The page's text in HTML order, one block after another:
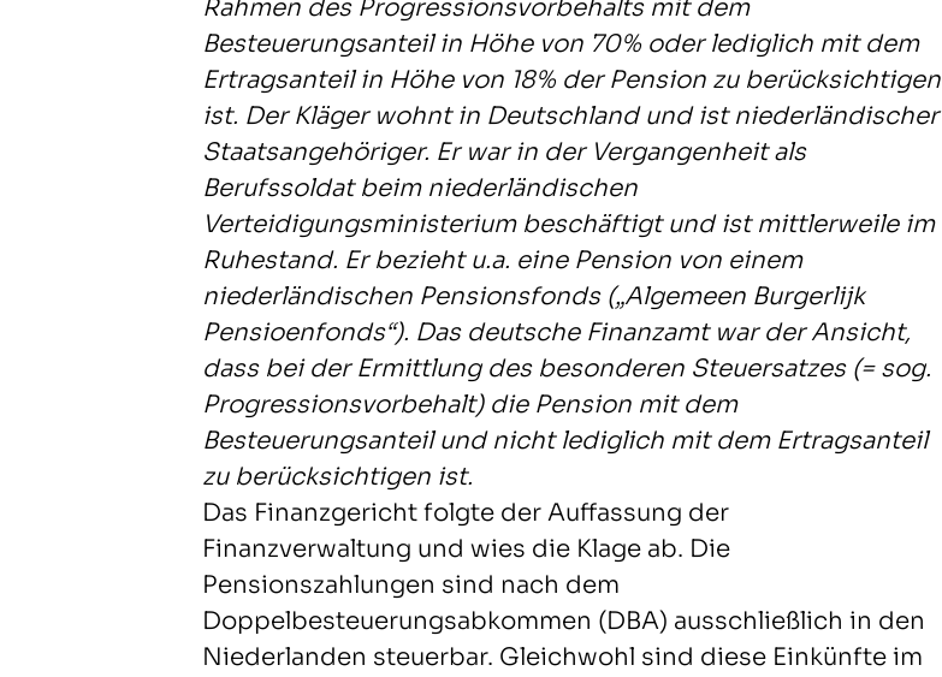
Rahmen des Progressionsvorbehalts mit dem
Besteuerungsanteil in Höhe von 70% oder lediglich mit dem
Ertragsanteil in Höhe von 18% der Pension zu berücksichtigen
ist. Der Kläger wohnt in Deutschland und ist niederländischer
Staatsangehöriger. Er war in der Vergangenheit als
Berufssoldat beim niederländischen
Verteidigungsministerium beschäftigt und ist mittlerweile im
Ruhestand. Er bezieht u.a. eine Pension von einem
niederländischen Pensionsfonds („Algemeen Burgerlijk
Pensioenfonds“). Das deutsche Finanzamt war der Ansicht,
dass bei der Ermittlung des besonderen Steuersatzes (= sog.
Progressionsvorbehalt) die Pension mit dem
Besteuerungsanteil und nicht lediglich mit dem Ertragsanteil
zu berücksichtigen ist.
Das Finanzgericht folgte der Auffassung der
Finanzverwaltung und wies die Klage ab. Die
Pensionszahlungen sind nach dem
Doppelbesteuerungsabkommen (DBA) ausschließlich in den
Niederlanden steuerbar. Gleichwohl sind diese Einkünfte im